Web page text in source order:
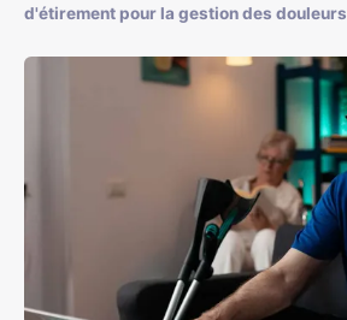
d'étirement pour la gestion des